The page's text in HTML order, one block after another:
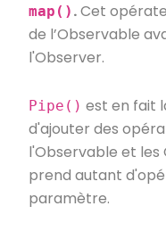
map() .Cet
de l’Observable
l'Observer.
Pipe() est en fait
d'ajouter des
l'Observable et
prend autant
paramètre.